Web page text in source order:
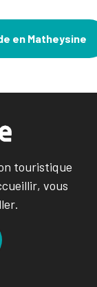
en Matheysine
touristique
vous